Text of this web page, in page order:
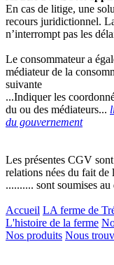
En cas de litige, une
recours juridictionnel.
n’interrompt pas les
Le consommateur a
médiateur de la
suivante
...Indiquer les
du ou des médiateurs...
du gouvernement
Les présentes CGV
relations nées du fait
.......... sont soumises
Accueil LA ferme de
L'histoire de la ferme
Nos produits Nous